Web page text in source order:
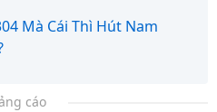
Mà Cái Thì Hút Nam
cáo